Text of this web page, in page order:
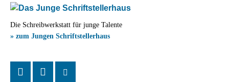
Die Schreibwerkstatt für junge Talente
» zum Jungen Schriftstellerhaus